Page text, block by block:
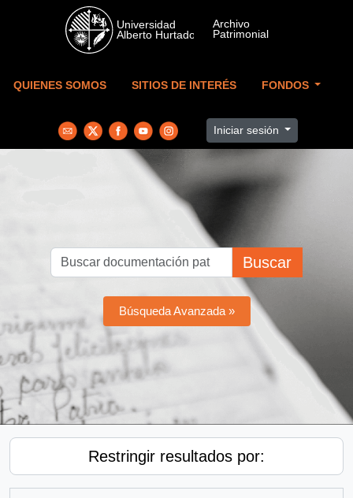
Skip to main content
QUIENES SOMOS SITIOS DE INTERÉS FONDOS
Iniciar sesión
Buscar
Búsqueda Avanzada »
Restringir resultados por: